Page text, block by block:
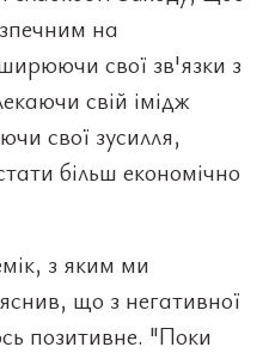
на
свої зв'язки з
свій імідж
свої зусилля,
більш економічно
з яким ми
що з негативної
позитивне. "Поки